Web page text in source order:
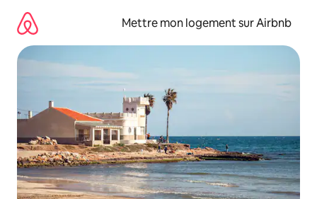
directement
contenu
Mettre mon logement sur Airbnb